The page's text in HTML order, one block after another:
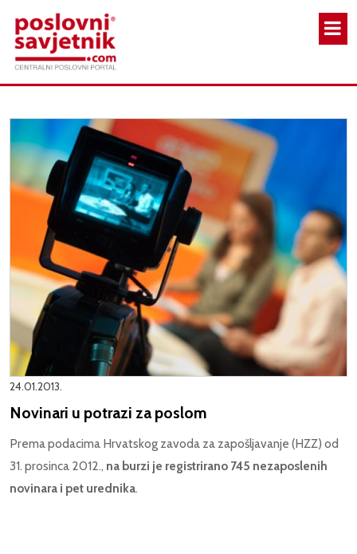
24.01.2013.
Novinari u potrazi za poslom
Prema podacima Hrvatskog zavoda za zapošljavanje (HZZ) od
31. prosinca 2012., na burzi je registrirano 745 nezaposlenih
novinara i pet urednika.